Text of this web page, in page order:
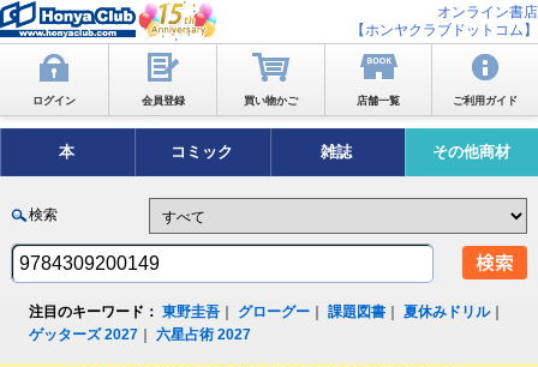
オンライン書店
【ホンヤクラブドットコム】
ログイン 会員登録 買い物かご 店舗一覧 ご利用ガイド
本 コミック 雑誌 その他商材
検索
注目のキーワード： 東野圭吾 グローグー ｜課題図書 ｜夏休みドリル｜
ゲッターズ 2027 ｜六星占術 2027